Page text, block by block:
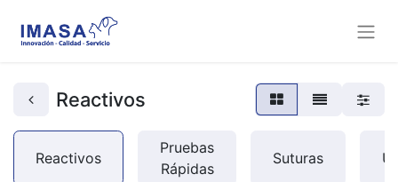
Reactivos
Reactivos
Pruebas
Rápidas
Suturas